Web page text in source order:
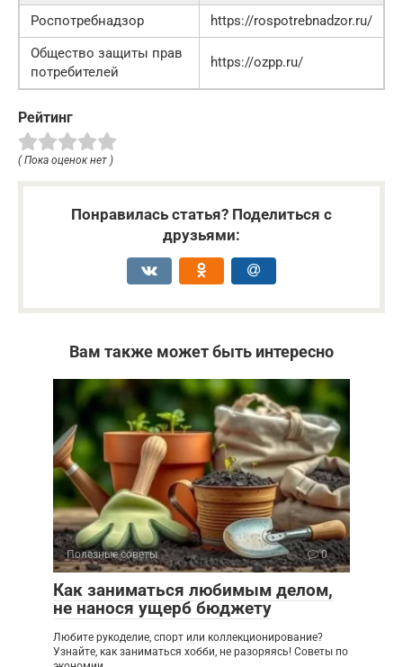
Роспотребнадзор
https://rospotrebnadzor.ru/
Общество защиты прав
потребителей
https://ozpp.ru/
Рейтинг
( Пока оценок нет )
Понравилась статья? Поделиться с
друзьями:
Вам также может быть интересно
Полезные советы 0
Как заниматься любимым делом,
не нанося ущерб бюджету
Любите рукоделие, спорт или коллекционирование?
Узнайте, как заниматься хобби, не разоряясь! Советы по